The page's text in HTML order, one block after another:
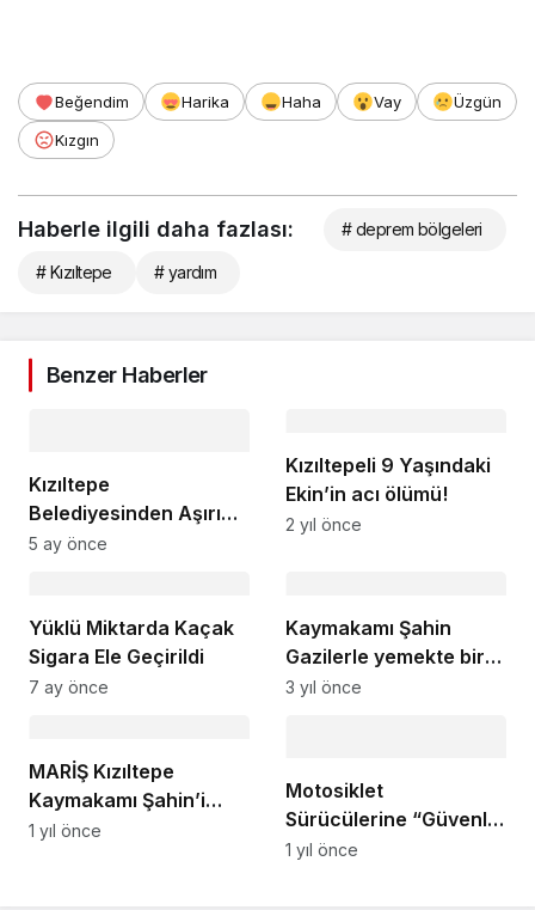
Beğendim Harika Haha Vay
Üzgün
Kızgın
Haberle ilgili daha fazlası: # deprem bölgeleri
# Kızıltepe # yardım
Benzer Haberler
Kızıltepe
Belediyesinden Aşırı
Yağış Seferberliği
5 ay önce
Kızıltepeli 9 Yaşındaki
Ekin’in acı ölümü!
2 yıl önce
Yüklü Miktarda Kaçak
Sigara Ele Geçirildi
7 ay önce
Kaymakamı Şahin
Gazilerle yemekte bir
araya geldi
3 yıl önce
MARİŞ Kızıltepe
Kaymakamı Şahin’i
ziyaret etti
1 yıl önce
Motosiklet
Sürücülerine “Güvenli
Sürüş” Eğitimi
1 yıl önce